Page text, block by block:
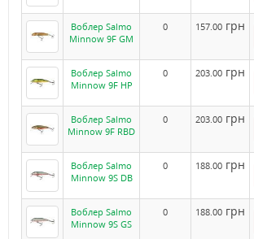
Воблер Salmo
Minnow 9F GM
0 157.00 грн
Воблер Salmo
Minnow 9F HP
0 203.00 грн
Воблер Salmo
Minnow 9F RBD
0 203.00 грн
Воблер Salmo
Minnow 9S DB
0 188.00 грн
Воблер Salmo
Minnow 9S GS
0 188.00 грн